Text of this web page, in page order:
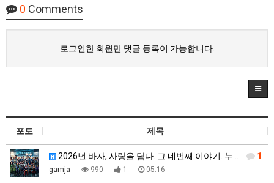
0 Comments
로그인한 회원만 댓글 등록이 가능합니다.
포토 제목
1
2026년 바자, 사랑을 담다. 그 네번째 이야기. 누…
gamja 990 1 05.16